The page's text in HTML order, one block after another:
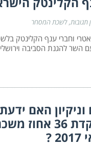
תגובות לשכת המסחר
וחברי ענף הקלינטק
(יום ב' 31.7.17) עם השר להגנת הסביבה
האם
החוק דורש הפקדת